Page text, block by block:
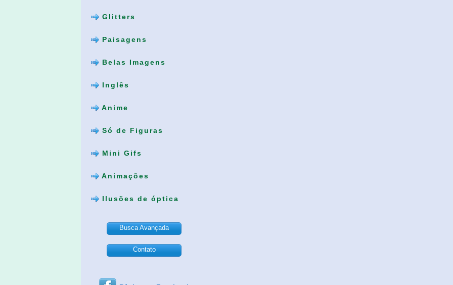
Glitters
Paisagens
Belas Imagens
Inglês
Anime
Só de Figuras
Mini Gifs
Animações
Ilusões de óptica
Busca Avançada
Contato